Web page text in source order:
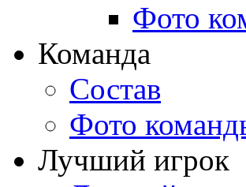
Фото
Команда
Состав
Фото
Лучший игрок